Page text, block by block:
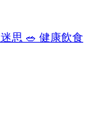
思 🥗 健康飲食